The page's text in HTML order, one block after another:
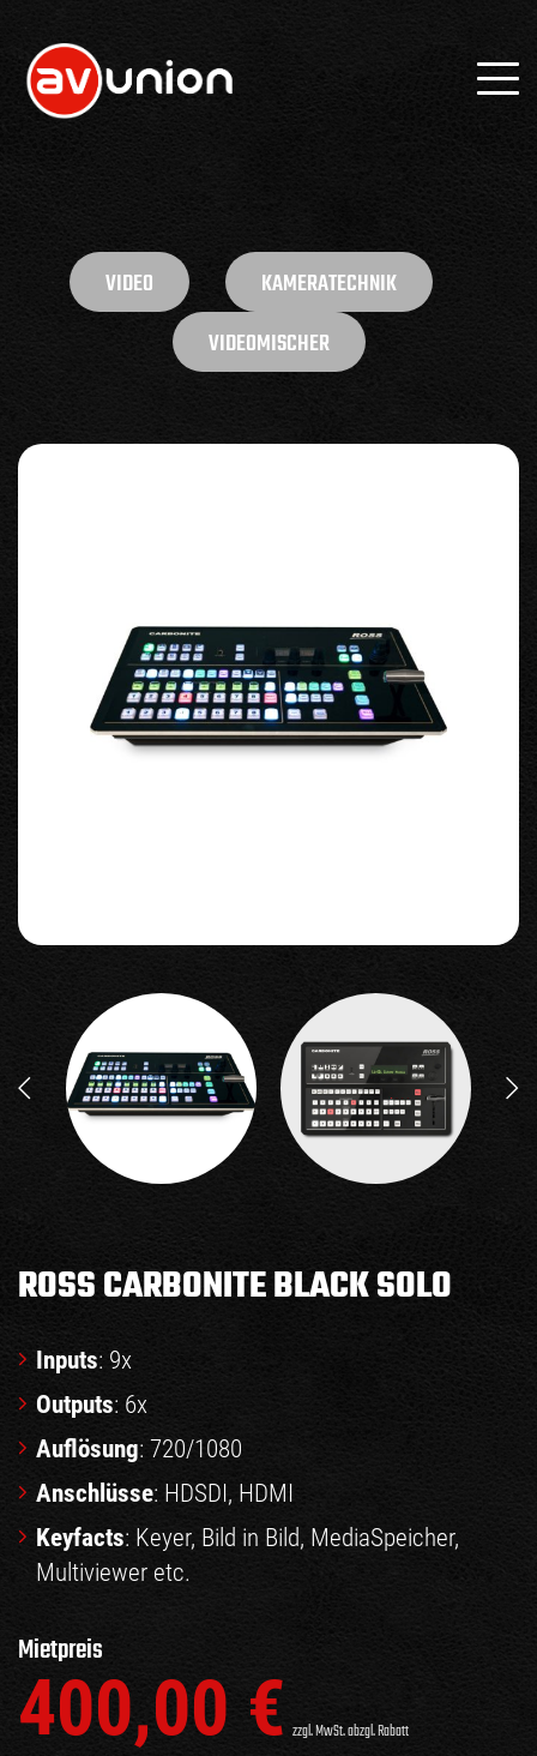
VIDEO
KAMERATECHNIK
VIDEOMISCHER
ROSS CARBONITE BLACK SOLO
Inputs: 9x
Outputs: 6x
Auflösung: 720/1080
Anschlüsse: HDSDI, HDMI
Keyfacts: Keyer, Bild in Bild, MediaSpeicher,
Multiviewer etc.
Mietpreis
400,00 € zzgl. MwSt. abzgl. Rabatt